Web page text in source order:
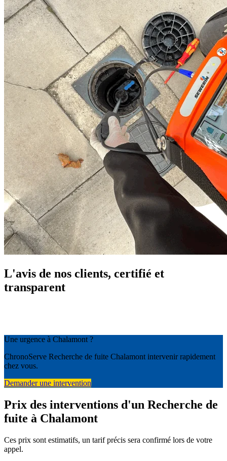
L'avis de nos clients, certifié et
transparent
Une urgence à Chalamont ?
ChronoServe Recherche de fuite Chalamont intervenir rapidement
chez vous.
Demander une intervention
Prix des interventions d'un Recherche de
fuite à Chalamont
Ces prix sont estimatifs, un tarif précis sera confirmé lors de votre
appel.